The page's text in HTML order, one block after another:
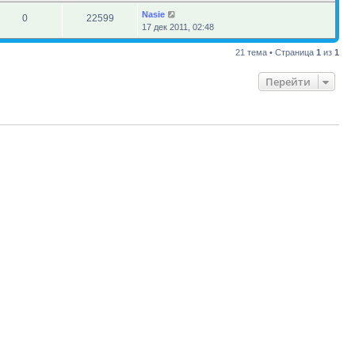
0 22599
Nasie
17 дек 2011, 02:48
21 тема • Страница 1 из 1
Перейти